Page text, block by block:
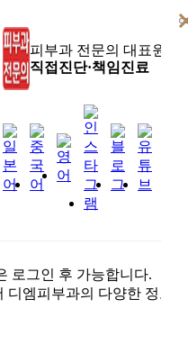
피부과 전문의 대표원장
직접진단·책임진료
로그인 후 가능합니다.
엠피부과의 다양한 정보